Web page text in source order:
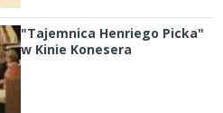
"Tajemnica Henriego Picka"
w Kinie Konesera